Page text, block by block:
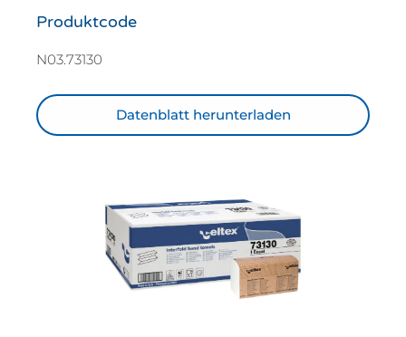
Produktcode
N03.73130
Datenblatt herunterladen